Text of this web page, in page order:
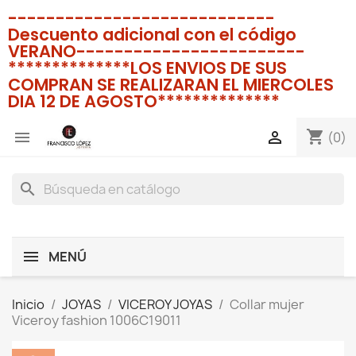
----------------------------
Descuento adicional con el código
VERANO------------------------
**************LOS ENVIOS DE SUS
COMPRAN SE REALIZARAN EL MIERCOLES
DIA 12 DE AGOSTO**************
 shopping_cart (0)

search
MENÚ
Inicio JOYAS VICEROY JOYAS
Collar mujer
Viceroy fashion 1006C19011